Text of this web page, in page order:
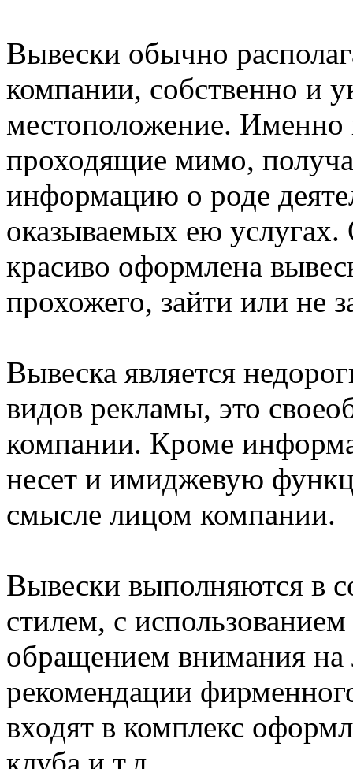
Вывески обычно
компании, собственно и
местоположение. Именно
проходящие мимо,
информацию о роде
оказываемых ею услугах.
красиво оформлена
прохожего, зайти или не
Вывеска является
видов рекламы, это
компании. Кроме
несет и имиджевую
смысле лицом компании.
Вывески выполняются в
стилем, с
обращением внимания на
рекомендации
входят в комплекс